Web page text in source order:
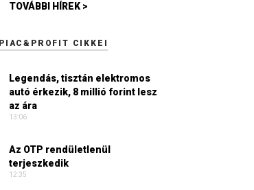
TOVÁBBI HÍREK >
PIAC&PROFIT CIKKEI
Legendás, tisztán elektromos
autó érkezik, 8 millió forint lesz
az ára
13:06
Az OTP rendületlenül
terjeszkedik
12:35